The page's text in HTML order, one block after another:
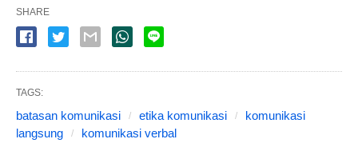
SHARE
TAGS:
batasan komunikasi etika komunikasi
komunikasi
langsung
komunikasi verbal